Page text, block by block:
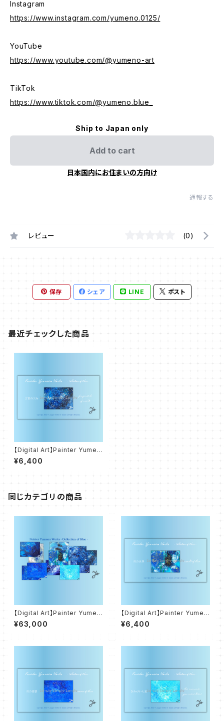
Instagram
https://www.instagram.com/yumeno.0125/
YouTube
https://www.youtube.com/@yumeno-art
TikTok
https://www.tiktok.com/@yumeno.blue_
Ship to Japan only
Add to cart
日本国内にお住まいの方向け
通報する
レビュー (0)
保存 シェア LINE ポスト
最近チェックした商品
【Digital Art】Painter Yumen
o Works - Colletion of Blu
e - 言葉の欠片 fragments of
¥6,400
同じカテゴリの商品
【Digital Art】Painter Yumen
o Works - Collection of Bl
ue
¥63,000
【Digital Art】Painter Yumen
o Works - Colletion of Blu
e - 青の世界 world of blue
¥6,400